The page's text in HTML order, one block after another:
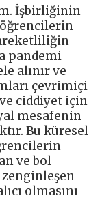
İşbirliğinin
pandemi
alınır ve
çevrimiçi
ciddiyet için
mesafenin
Bu küresel
ve bol
olmasını